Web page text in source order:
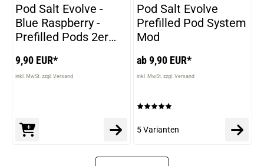
Pod Salt Evolve -
Blue Raspberry -
Prefilled Pods 2er
NicSalt
9,90 EUR*
inkl. MwSt. zzgl. Versand
Pod Salt Evolve
Prefilled Pod System
Mod
ab 9,90 EUR*
inkl. MwSt. zzgl. Versand
5 Varianten